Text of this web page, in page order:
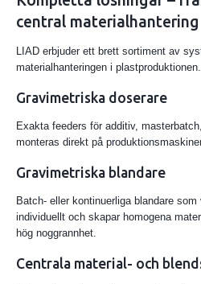
central materialhantering
LIAD erbjuder ett brett sortiment av
materialhanteringen i plastproduktionen.
Gravimetriska doserare
Exakta feeders för additiv,
monteras direkt på
Gravimetriska blandare
Batch- eller kontinuerliga blandare
individuellt och skapar homogena
hög noggrannhet.
Centrala material- och